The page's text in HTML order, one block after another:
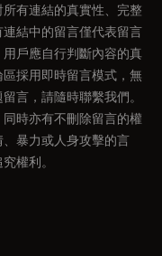
有連結的真實性、完整
結中的留言僅代表留言
戶應自行判斷內容的真
採用即時留言模式，無
言，請隨時聯繫我們。
時亦有不刪除留言的權
暴力或人身攻擊的言
權利。